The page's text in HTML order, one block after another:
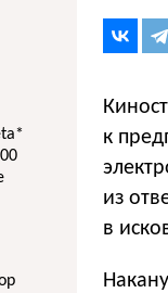
к
из
в